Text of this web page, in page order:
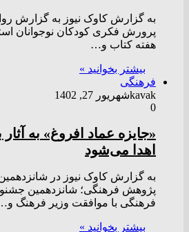
به گزارش کاوک نیوز به گزارش
پرورش فکری کودکان نوجوانان
هفته کتاب و…
بیشتر بخوانید »
فرهنگی
kavakشهریور 27, 1402
0
«جایزه عماد افروغ» به
اهدا می‌شود
به گزارش کاوک نیوز در
پژوهش فرهنگی؛ شانزدهمین
فرهنگی با موافقت وزیر فرهنگ
بیشتر بخوانید »